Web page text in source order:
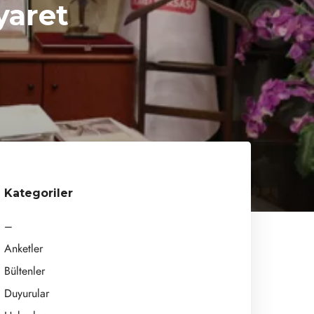
Kategoriler
–
Anketler
Bültenler
Duyurular